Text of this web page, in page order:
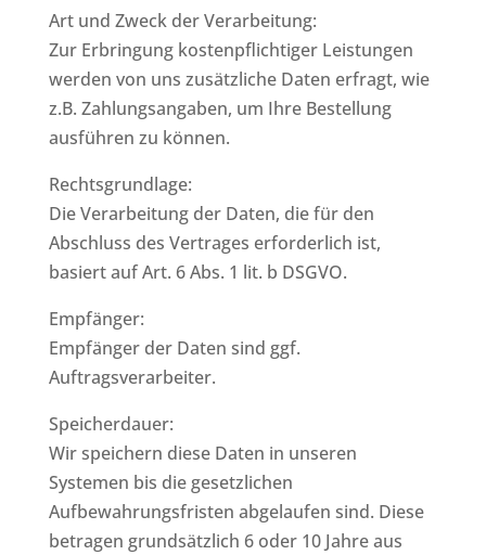
Art und Zweck der Verarbeitung:
Zur Erbringung kostenpflichtiger Leistungen
werden von uns zusätzliche Daten erfragt, wie
z.B. Zahlungsangaben, um Ihre Bestellung
ausführen zu können.
Rechtsgrundlage:
Die Verarbeitung der Daten, die für den
Abschluss des Vertrages erforderlich ist,
basiert auf Art. 6 Abs. 1 lit. b DSGVO.
Empfänger:
Empfänger der Daten sind ggf.
Auftragsverarbeiter.
Speicherdauer:
Wir speichern diese Daten in unseren
Systemen bis die gesetzlichen
Aufbewahrungsfristen abgelaufen sind. Diese
betragen grundsätzlich 6 oder 10 Jahre aus